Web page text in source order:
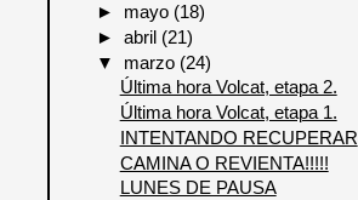
► mayo (18)
►abril (21)
▼ marzo (24)
Última hora Volcat, etapa 2.
Última hora Volcat, etapa 1.
INTENTANDO RECUPERAR
CAMINA O REVIENTA!!!!!
LUNES DE PAUSA